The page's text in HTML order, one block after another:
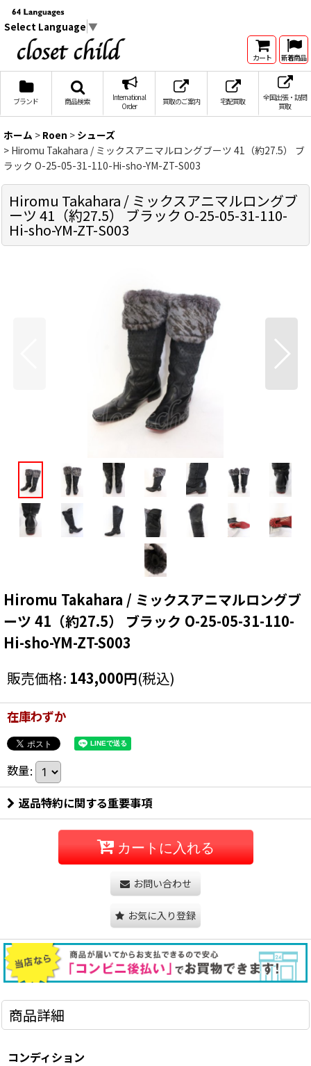
Select Language ▼
カート 新着商品
ブランド 商品検索
International
Order
買取のご案内 宅配買取
全国出張・訪問
買取
ホーム > Roen > シューズ
> Hiromu Takahara / ミックスアニマルロングブーツ 41（約27.5） ブ
ラック O-25-05-31-110-Hi-sho-YM-ZT-S003
Hiromu Takahara / ミックスアニマルロングブ
ーツ 41（約27.5） ブラック O-25-05-31-110-
Hi-sho-YM-ZT-S003
Hiromu Takahara / ミックスアニマルロングブ
ーツ 41（約27.5） ブラック O-25-05-31-110-
Hi-sho-YM-ZT-S003
販売価格: 143,000円(税込)
在庫わずか
数量:
返品特約に関する重要事項
カートに入れる
お問い合わせ
お気に入り登録
商品詳細
コンディション